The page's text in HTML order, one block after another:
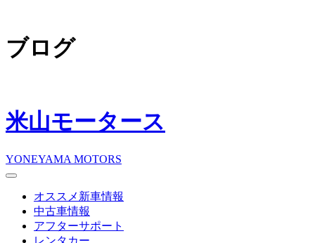
ブログ
米山モータース
YONEYAMA MOTORS
オススメ新車情報
中古車情報
アフターサポート
レンタカー